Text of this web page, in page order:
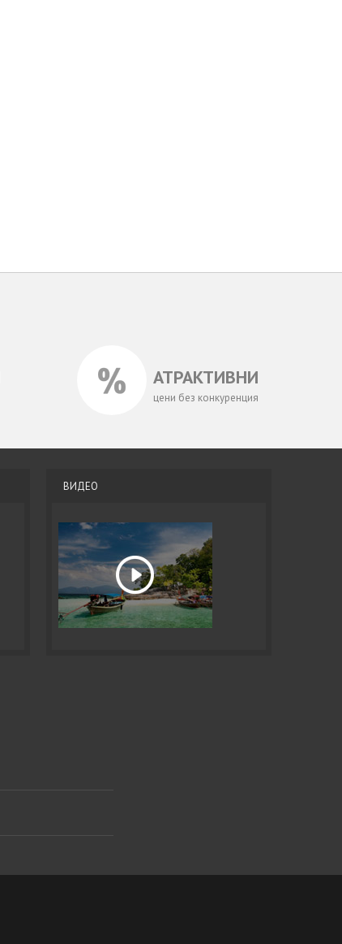
АТРАКТИВНИ
цени без конкуренция
ВИДЕО